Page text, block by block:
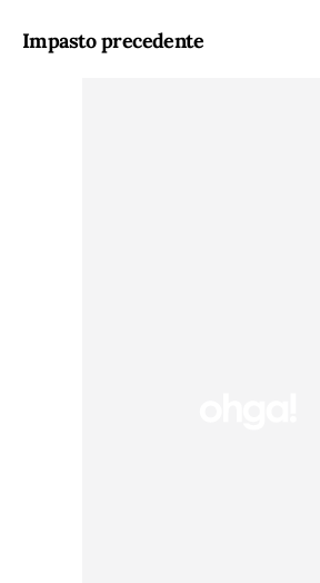
Impasto precedente